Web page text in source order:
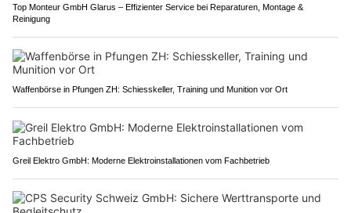
Top Monteur GmbH Glarus – Effizienter Service bei Reparaturen, Montage &
Reinigung
Waffenbörse in Pfungen ZH: Schiesskeller, Training und Munition vor Ort
Greil Elektro GmbH: Moderne Elektroinstallationen vom Fachbetrieb